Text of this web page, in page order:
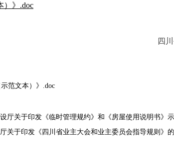
）》.doc
四
范文本）》.doc
厅关于印发《临时管理规约》和《房屋使用说明书》
关于印发《四川省业主大会和业主委员会指导规则》